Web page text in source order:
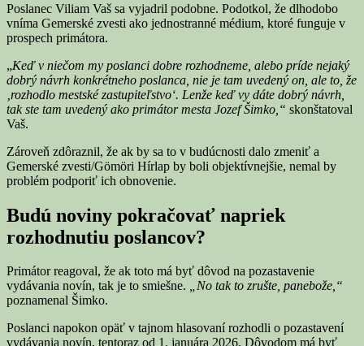
Poslanec Viliam Vaš sa vyjadril podobne. Podotkol, že dlhodobo
vníma Gemerské zvesti ako jednostranné médium, ktoré funguje v
prospech primátora.
„Keď v niečom my poslanci dobre rozhodneme, alebo príde nejaký
dobrý návrh konkrétneho poslanca, nie je tam uvedený on, ale to, že
‚rozhodlo mestské zastupiteľstvo‘. Lenže keď vy dáte dobrý návrh,
tak ste tam uvedený ako primátor mesta Jozef Šimko,“ skonštatoval
Vaš.
Zároveň zdôraznil, že ak by sa to v budúcnosti dalo zmeniť a
Gemerské zvesti/Gömöri Hírlap by boli objektívnejšie, nemal by
problém podporiť ich obnovenie.
Budú noviny pokračovať napriek
rozhodnutiu poslancov?
Primátor reagoval, že ak toto má byť dôvod na pozastavenie
vydávania novín, tak je to smiešne. „No tak to zrušte, panebože,“
poznamenal Šimko.
Poslanci napokon opäť v tajnom hlasovaní rozhodli o pozastavení
vydávania novín, tentoraz od 1. januára 2026. Dôvodom má byť